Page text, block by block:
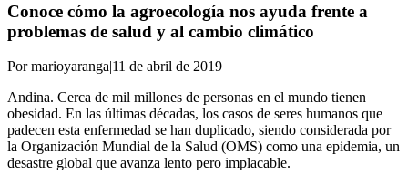
Conoce cómo la agroecología nos ayuda frente a
problemas de salud y al cambio climático
Por marioyaranga|11 de abril de 2019
Andina. Cerca de mil millones de personas en el mundo tienen
obesidad. En las últimas décadas, los casos de seres humanos que
padecen esta enfermedad se han duplicado, siendo considerada por
la Organización Mundial de la Salud (OMS) como una epidemia, un
desastre global que avanza lento pero implacable.